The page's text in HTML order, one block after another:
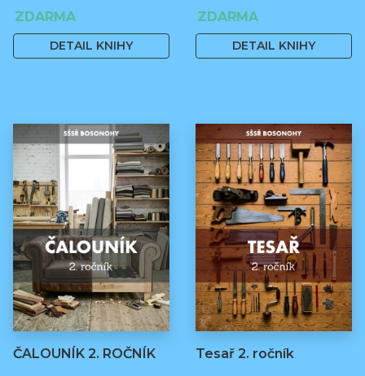
ZDARMA
DETAIL KNIHY
ZDARMA
DETAIL KNIHY
ČALOUNÍK 2. ROČNÍK Tesař 2. ročník